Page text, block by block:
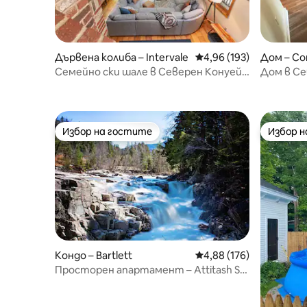
Дървена колиба – Intervale Средна оценка: 4,96
4,96 (193)
Семейно ски шале в Северен Конуей
Дом –
Дом в
Избор на гостите
Избор на гостите
Кондо – Bartlett Средна оценка: 4,88
4,88 (176)
Просторен апартамент – Attitash Ski
Избор
Избор